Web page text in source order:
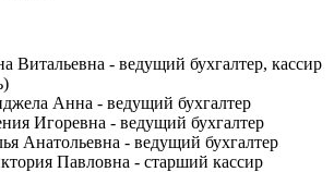
Витальевна - ведущий бухгалтер, кассир
Анна - ведущий бухгалтер
Игоревна - ведущий бухгалтер
Анатольевна - ведущий бухгалтер
Павловна - старший кассир